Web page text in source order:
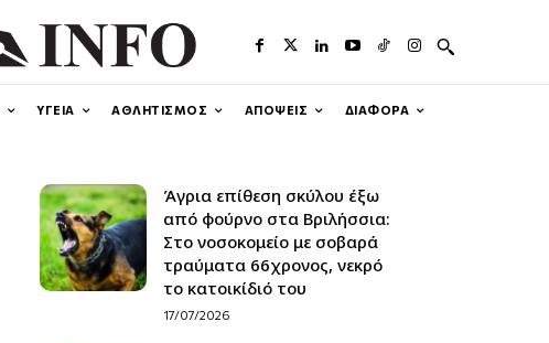
ΥΓΕΙΑ ΑΘΛΗΤΙΣΜΟΣ ΑΠΟΨΕΙΣ ΔΙΑΦΟΡΑ
Άγρια επίθεση σκύλου έξω
από φούρνο στα Βριλήσσια:
Στο νοσοκομείο με σοβαρά
τραύματα 66χρονος, νεκρό
το κατοικίδιό του
17/07/2026